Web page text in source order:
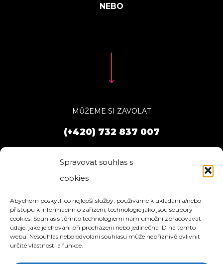
Spravovat souhlas s
cookies
Abychom poskytli co nejlepší služby, používáme k ukládání a/nebo
přístupu k informacím o zařízení, technologie jako jsou soubory
cookies. Souhlas s těmito technologiemi nám umožní zpracovávat
údaje, jako je chování při procházení nebo jedinečná ID na tomto
webu. Nesouhlas nebo odvolání souhlasu může nepříznivě ovlivnit
určité vlastnosti a funkce.
MŮŽEME SI ZAVOLAT
(+420) 732 837 007